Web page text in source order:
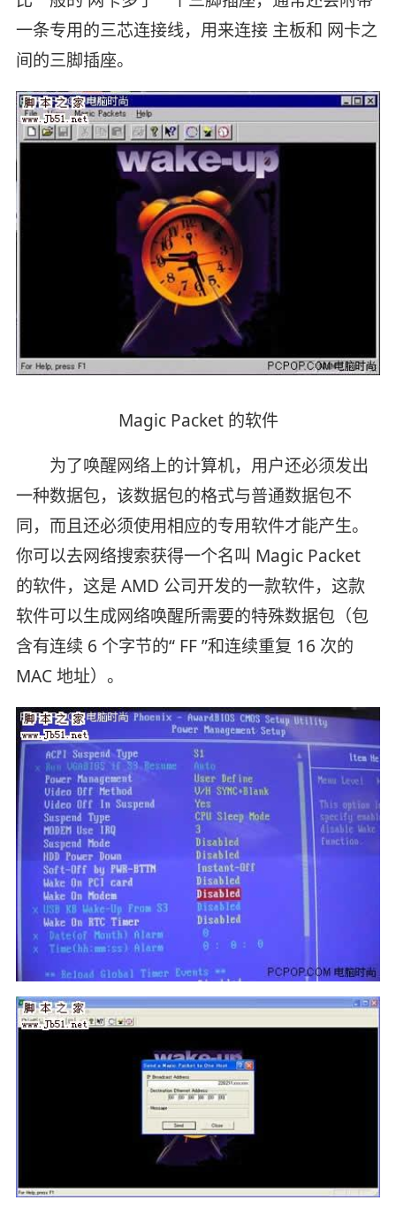
一条专用的三芯连接线，用来连接 主板和 网卡之
间的三脚插座。
Magic Packet 的软件
为了唤醒网络上的计算机，用户还必须发出
一种数据包，该数据包的格式与普通数据包不
同，而且还必须使用相应的专用软件才能产生。
你可以去网络搜索获得一个名叫 Magic Packet
的软件，这是 AMD 公司开发的一款软件，这款
软件可以生成网络唤醒所需要的特殊数据包（包
含有连续 6 个字节的“ FF ”和连续重复 16 次的
MAC 地址）。